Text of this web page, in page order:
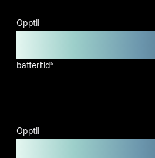
Opptil
batteri­tid5
Opptil